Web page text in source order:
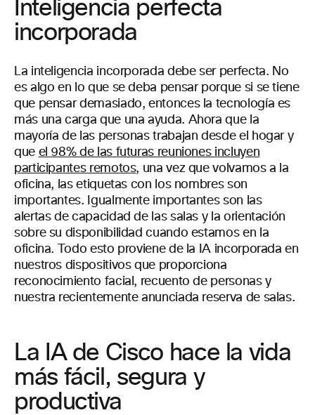
Inteligencia perfecta
incorporada
La inteligencia incorporada debe ser perfecta. No
es algo en lo que se deba pensar porque si se tiene
que pensar demasiado, entonces la tecnología es
más una carga que una ayuda. Ahora que la
mayoría de las personas trabajan desde el hogar y
que el 98% de las futuras reuniones incluyen
participantes remotos, una vez que volvamos a la
oficina, las etiquetas con los nombres son
importantes. Igualmente importantes son las
alertas de capacidad de las salas y la orientación
sobre su disponibilidad cuando estamos en la
oficina. Todo esto proviene de la IA incorporada en
nuestros dispositivos que proporciona
reconocimiento facial, recuento de personas y
nuestra recientemente anunciada reserva de salas.
La IA de Cisco hace la vida
más fácil, segura y
productiva